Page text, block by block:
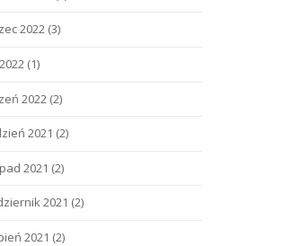
2022 (3)
(1)
2022 (2)
2021 (2)
2021 (2)
2021 (2)
2021 (2)